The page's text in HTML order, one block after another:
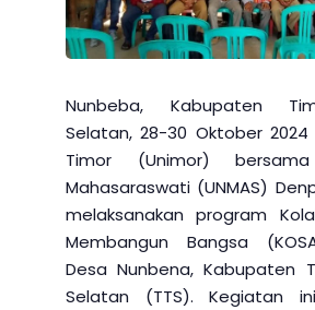
Nunbeba, Kabupaten
Selatan, 28-30 Oktober
Timor (Unimor) bersama
Mahasaraswati (UNMAS)
melaksanakan program
Membangun Bangsa
Desa Nunbena, Kabupaten
Selatan (TTS). Kegiatan